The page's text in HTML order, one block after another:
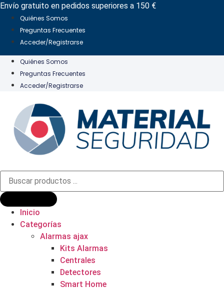
Ir
contenido
Envío gratuito en pedidos superiores a 150 €
Quiénes Somos
Preguntas Frecuentes
Acceder/Registrarse
Quiénes Somos
Preguntas Frecuentes
Acceder/Registrarse
Búsqueda
productos
Inicio
Categorías
Alarmas ajax
Kits Alarmas
Centrales
Detectores
Smart Home